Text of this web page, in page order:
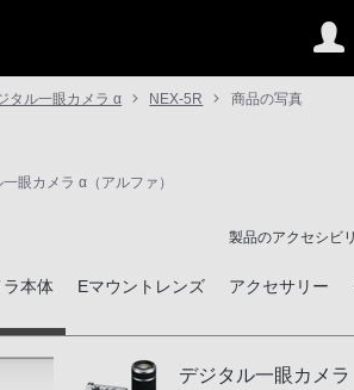
タル一眼カメラ α NEX-5R 商品の写真
眼カメラ α（アルファ）
製品のアクセシビ
ラ本体 Eマウントレンズ アクセサリー
デジタル一眼カメラ